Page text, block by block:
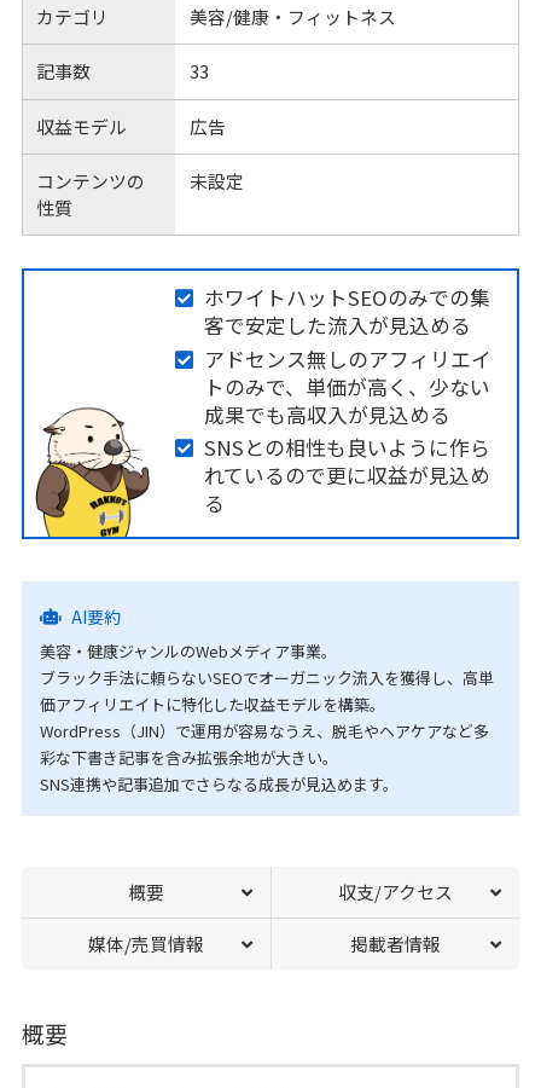
カテゴリ 美容/健康・フィットネス
記事数 33
収益モデル 広告
コンテンツの
性質
未設定
ホワイトハットSEOのみでの集
客で安定した流入が見込める
アドセンス無しのアフィリエイ
トのみで、単価が高く、少ない
成果でも高収入が見込める
SNSとの相性も良いように作ら
れているので更に収益が見込め
る
AI要約
美容・健康ジャンルのWebメディア事業。
ブラック手法に頼らないSEOでオーガニック流入を獲得し、高単
価アフィリエイトに特化した収益モデルを構築。
WordPress（JIN）で運用が容易なうえ、脱毛やヘアケアなど多
彩な下書き記事を含み拡張余地が大きい。
SNS連携や記事追加でさらなる成長が見込めます。
概要 収支/アクセス
媒体/売買情報 掲載者情報
概要